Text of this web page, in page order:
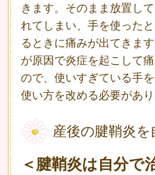
きます。そのまま放置し
れてしまい、手を使った
るときに痛みが出てきま
が原因で炎症を起こして
ので、使いすぎている手
使い方を改める必要があり
産後の腱鞘炎
＜腱鞘炎は自分で